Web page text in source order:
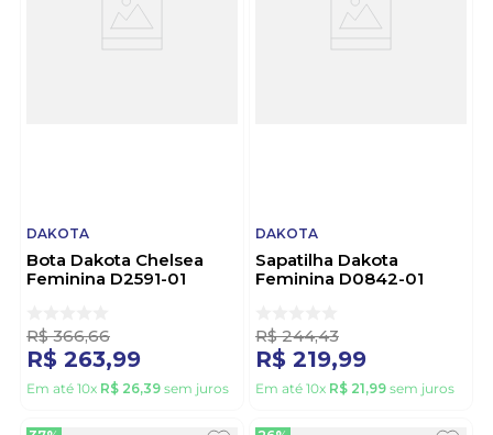
DAKOTA
Bota Dakota Chelsea
Feminina D2591-01
R$ 366,66
R$ 263,99
Em até 10x R$ 26,39 sem juros
DAKOTA
Sapatilha Dakota
Feminina D0842-01
R$ 244,43
R$ 219,99
Em até 10x R$ 21,99 sem juros